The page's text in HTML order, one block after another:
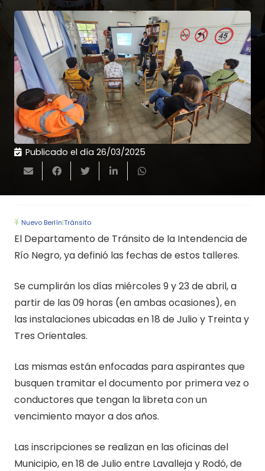
Publicado el día 26/03/2025
Nuevo Berlín|Tránsito
El Departamento de Tránsito de la Intendencia de
Río Negro, ya definió las fechas de estos talleres.
Se cumplirán los días miércoles 9 y 23 de abril, a
partir de las 09 horas (en ambas ocasiones), en
las instalaciones ubicadas en 18 de Julio y Treinta y
Tres Orientales.
Las mismas están enfocadas para aspirantes que
busquen tramitar el documento por primera vez o
conductores que tengan la libreta con un
vencimiento mayor a dos años.
Las inscripciones se realizan en las oficinas del
Municipio, en 18 de Julio entre Lavalleja y Rodó, de